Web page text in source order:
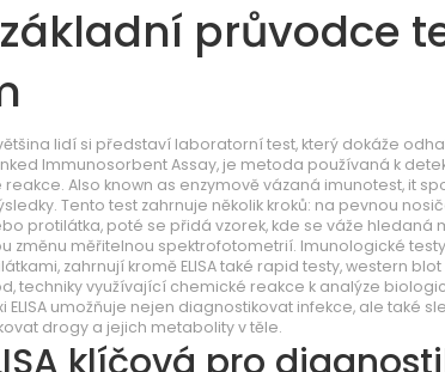
základní průvodce
lidí si představí laboratorní test, který dokáže
Immunosorbent Assay, je metoda používaná k
reakce. Also known as enzymově vázaná imunotest, it
Tento test zahrnuje několik kroků: na pevnou
protilátka, poté se přidá vzorek, kde se váže hledaná
změnu měřitelnou spektrofotometrií. Imunologické testy
zahrnují kromě ELISA také rapid testy, western
,techniky využívající chemické reakce k analýze
ELISA umožňuje nejen diagnostikovat infekce, ale také
drogy a jejich metabolity v těle.